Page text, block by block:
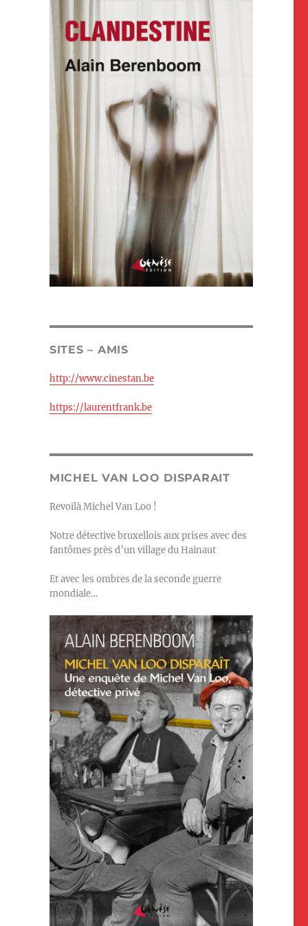
SITES – AMIS
http://www.cinestan.be
https://laurentfrank.be
MICHEL VAN LOO DISPARAIT
Revoilà Michel Van Loo !
Notre détective bruxellois aux prises avec des
fantômes près d’un village du Hainaut
Et avec les ombres de la seconde guerre
mondiale…